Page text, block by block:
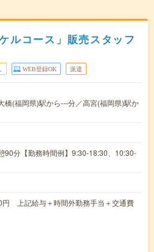
ルコース」販売スタッフ
WEB登録OK 派遣
橋(福岡県)駅から---分／高宮(福岡県)駅か
90分【勤務時間例】9:30-18:30、10:30-
円 上記給与＋時間外勤務手当＋交通費